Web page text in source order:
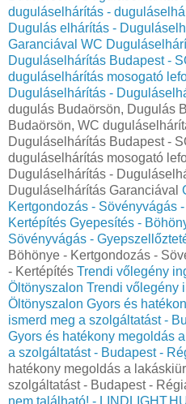
duguláselhárítás -
Dugulás elhárítás -
Garanciával WC
Duguláselhárítás Budapest -
duguláselhárítás mosogató
Duguláselhárítás -
dugulás Budaörsön, Dugulás
Budaörsön, WC
Duguláselhárítás Budapest -
duguláselhárítás mosogató
Duguláselhárítás -
Duguláselhárítás Garanciával
Kertgondozás - Sövényvágás
Kertépítés Gyepesítés -
Sövényvágás -
Böhönye - Kertgondozás -
- Kertépítés Trendi vőlegény
Öltönyszalon Trendi vőlegény
Öltönyszalon Gyors és
ismerd meg a szolgáltatást -
Gyors és hatékony megoldás
a szolgáltatást - Budapest -
hatékony megoldás a
szolgáltatást - Budapest -
nem található! -